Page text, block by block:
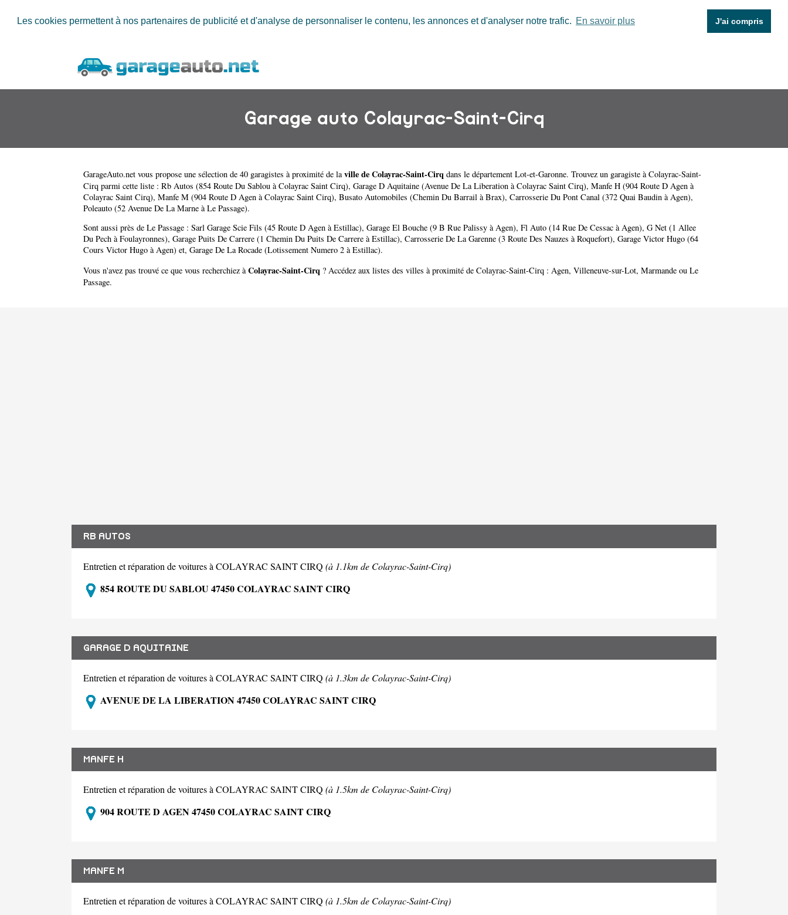
Les cookies permettent à nos partenaires de publicité et d'analyse de personnaliser le contenu, les annonces et d'analyser notre trafic. En savoir plus J'ai compris
Garage auto Colayrac-Saint-Cirq
GarageAuto.net vous propose une sélection de 40 garagistes à proximité de laville de Colayrac-Saint-Cirq dans le département Lot-et-Garonne. Trouvez un garagiste à Colayrac-Saint-
Cirq parmi cette liste : Rb Autos (854 Route Du Sablou à Colayrac Saint Cirq), Garage D Aquitaine (Avenue De La Liberation à Colayrac Saint Cirq), Manfe H (904 Route D Agen à
Colayrac Saint Cirq), Manfe M (904 Route D Agen à Colayrac Saint Cirq), Busato Automobiles (Chemin Du Barrail à Brax), Carrosserie Du Pont Canal (372 Quai Baudin à Agen),
Poleauto (52 Avenue De La Marne à Le Passage).
Sont aussi près de Le Passage : Sarl Garage Scie Fils (45 Route D Agen à Estillac), Garage El Bouche (9 B Rue Palissy à Agen), Fl Auto (14 Rue De Cessac à Agen), G Net (1 Allee
Du Pech à Foulayronnes), Garage Puits De Carrere (1 Chemin Du Puits De Carrere à Estillac), Carrosserie De La Garenne (3 Route Des Nauzes à Roquefort), Garage Victor Hugo (64
Cours Victor Hugo à Agen) et, Garage De La Rocade (Lotissement Numero 2 à Estillac).
Vous n'avez pas trouvé ce que vous recherchiez à Colayrac-Saint-Cirq ? Accédez aux listes des villes à proximité de Colayrac-Saint-Cirq : Agen, Villeneuve-sur-Lot, Marmande ou Le
Passage.
RB AUTOS
Entretien et réparation de voitures à COLAYRAC SAINT CIRQ (à 1.1km de Colayrac-Saint-Cirq)
854 ROUTE DU SABLOU 47450 COLAYRAC SAINT CIRQ
GARAGE D AQUITAINE
Entretien et réparation de voitures à COLAYRAC SAINT CIRQ (à 1.3km de Colayrac-Saint-Cirq)
AVENUE DE LA LIBERATION 47450 COLAYRAC SAINT CIRQ
MANFE H
Entretien et réparation de voitures à COLAYRAC SAINT CIRQ (à 1.5km de Colayrac-Saint-Cirq)
904 ROUTE D AGEN 47450 COLAYRAC SAINT CIRQ
MANFE M
Entretien et réparation de voitures à COLAYRAC SAINT CIRQ (à 1.5km de Colayrac-Saint-Cirq)